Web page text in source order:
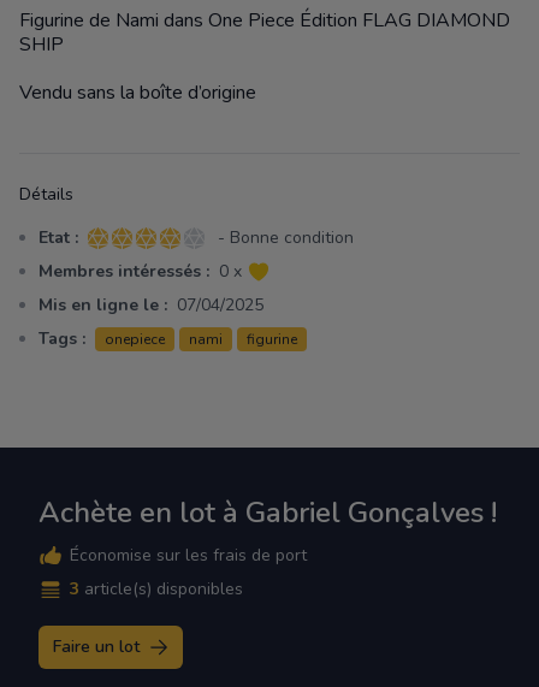
Description
Figurine de Nami dans One Piece Édition FLAG DIAMOND
SHIP
Vendu sans la boîte d’origine
Détails
Etat : 4 sur 5 étoiles
- Bonne condition
Membres intéressés : 0 x
Mis en ligne le : 07/04/2025
Tags :
onepiece nami figurine
Achète en lot à Gabriel Gonçalves !
Économise sur les frais de port
3 article(s) disponibles
Faire un lot